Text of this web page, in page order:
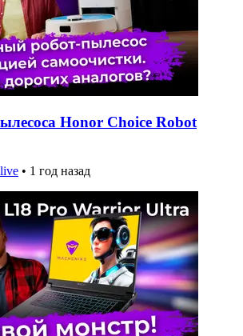
Honor Choice Robot
• 1 год назад